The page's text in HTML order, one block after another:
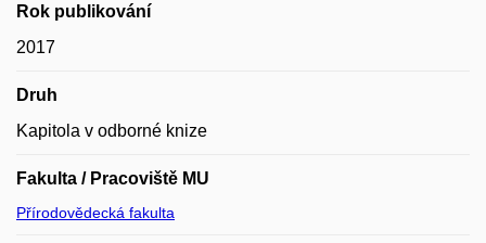
Rok publikování
2017
Druh
Kapitola v odborné knize
Fakulta / Pracoviště MU
Přírodovědecká fakulta